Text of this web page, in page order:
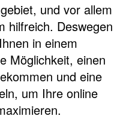
und vor allem
hilfreich. Deswegen
in einem
Möglichkeit, einen
und eine
um Ihre online